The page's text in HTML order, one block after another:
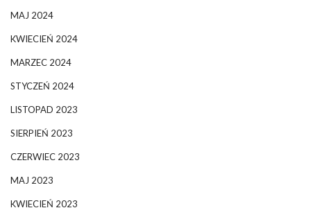
MAJ 2024
KWIECIEŃ 2024
MARZEC 2024
STYCZEŃ 2024
LISTOPAD 2023
SIERPIEŃ 2023
CZERWIEC 2023
MAJ 2023
KWIECIEŃ 2023